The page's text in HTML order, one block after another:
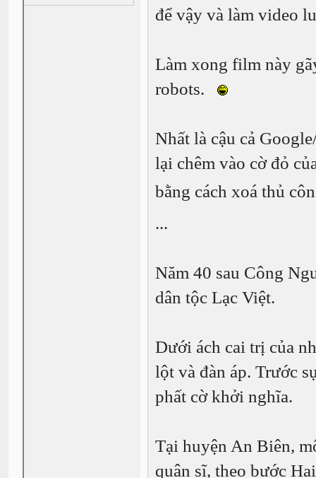
để vậy và làm
Làm xong film này
robots.
Nhất là cậu cả
lại chêm vào cờ đỏ
bằng cách xoá thủ
...
Năm 40 sau Công
dân tộc Lạc Việt.
Dưới ách cai trị của
lột và đàn áp. Trước
phất cờ khởi nghĩa.
Tại huyện An Biên,
quân sĩ, theo bước